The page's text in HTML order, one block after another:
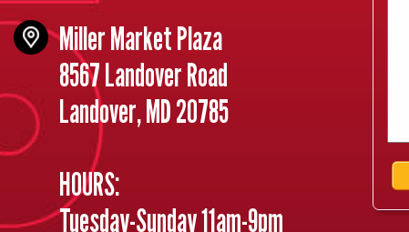
Miller Market Plaza
8567 Landover Road
Landover, MD 20785
HOURS:
Tuesday-Sunday 11am-9pm